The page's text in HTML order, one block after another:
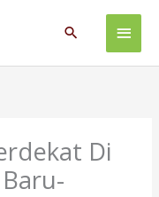
Main
Search
Di